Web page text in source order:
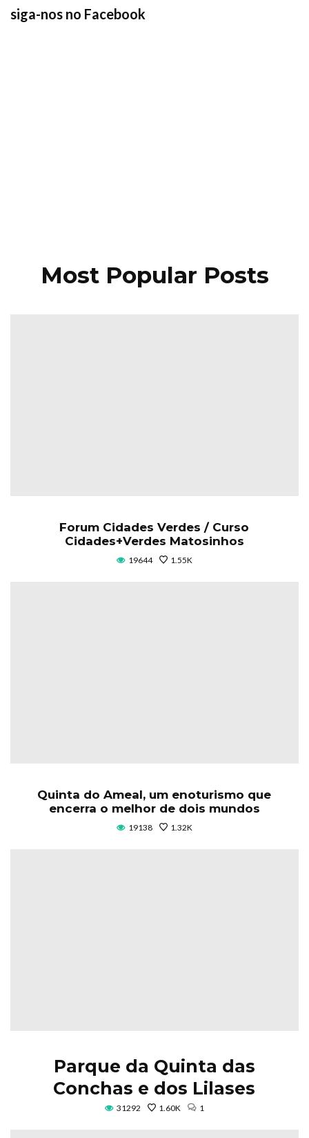
siga-nos no Facebook
Most Popular Posts
Forum Cidades Verdes / Curso
Cidades+Verdes Matosinhos
19644 1.55K
Quinta do Ameal, um enoturismo que
encerra o melhor de dois mundos
19138 1.32K
Parque da Quinta das
Conchas e dos Lilases
31292 1.60K 1